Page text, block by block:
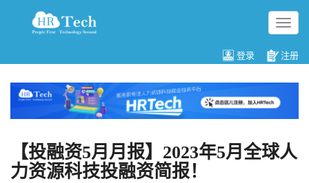
切
换
航
登录 注册
【投融资5月月报】2023年5月全球人
力资源科技投融资简报！